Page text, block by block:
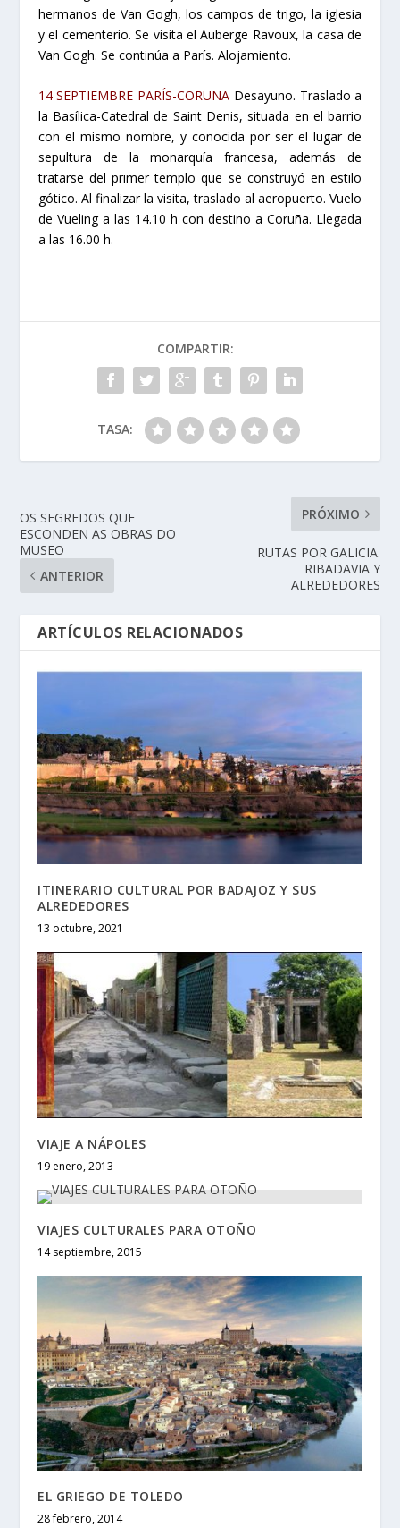
hermanos de Van Gogh, los campos de trigo, la iglesia
y el cementerio. Se visita el Auberge Ravoux, la casa de
Van Gogh. Se continúa a París. Alojamiento.
14 SEPTIEMBRE PARÍS-CORUÑA Desayuno. Traslado a
la Basílica-Catedral de Saint Denis, situada en el barrio
con el mismo nombre, y conocida por ser el lugar de
sepultura de la monarquía francesa, además de
tratarse del primer templo que se construyó en estilo
gótico. Al finalizar la visita, traslado al aeropuerto. Vuelo
de Vueling a las 14.10 h con destino a Coruña. Llegada
a las 16.00 h.
COMPARTIR:
TASA:
OS SEGREDOS QUE
ESCONDEN AS OBRAS DO
MUSEO
ANTERIOR
PRÓXIMO
RUTAS POR GALICIA.
RIBADAVIA Y
ALREDEDORES
ARTÍCULOS RELACIONADOS
ITINERARIO CULTURAL POR BADAJOZ Y SUS
ALREDEDORES
13 octubre, 2021
VIAJE A NÁPOLES
19 enero, 2013
VIAJES CULTURALES PARA OTOÑO
14 septiembre, 2015
EL GRIEGO DE TOLEDO
28 febrero, 2014